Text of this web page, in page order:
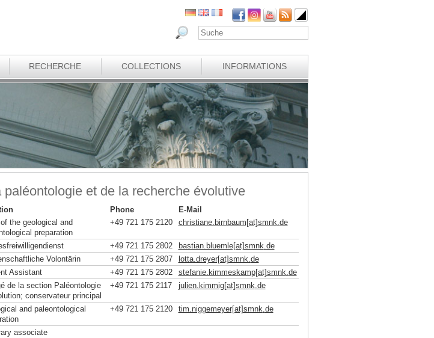
RECHERCHE COLLECTIONS INFORMATIONS
et de la recherche évolutive
Phone
E-Mail
of the geological and
preparation
+49 721 175 2120 christiane.birnbaum[at]smnk.de
+49 721 175 2802 bastian.bluemle[at]smnk.de
Volontärin +49 721 175 2807 lotta.dreyer[at]smnk.de
Assistant +49 721 175 2802 stefanie.kimmeskamp[at]smnk.de
de la section Paléontologie
conservateur principal
+49 721 175 2117 julien.kimmig[at]smnk.de
and paleontological
+49 721 175 2120 tim.niggemeyer[at]smnk.de
associate